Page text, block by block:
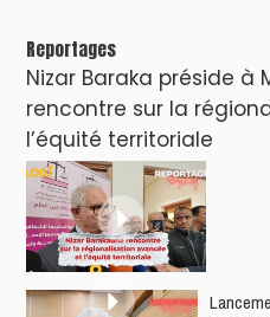
World Tour 2026
Nacim Haddad
Souffle du Nord s'éveille !
Nacim Haddad Ayta
4ème date )
Hatim Ammor En
Un show Live